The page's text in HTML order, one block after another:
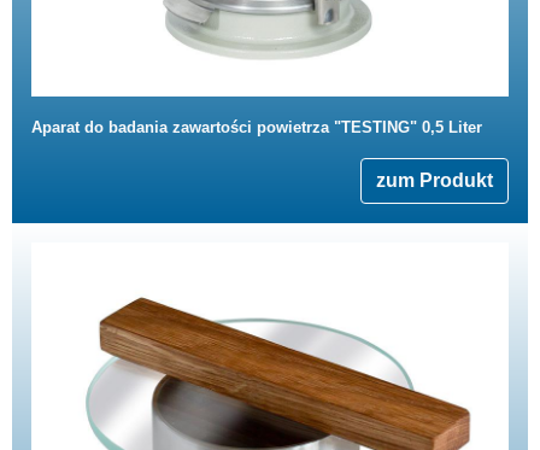
Aparat do badania zawartości powietrza "TESTING" 0,5 Liter
zum Produkt